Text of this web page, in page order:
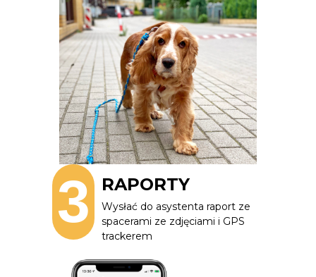
3
Wysłać do asystenta raport ze
spacerami ze zdjęciami i GPS
trackerem
RAPORTY